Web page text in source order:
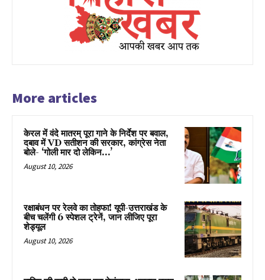
More articles
केरल में वंदे मातरम् पूरा गाने के निर्देश पर बवाल,
दबाव में VD सतीशन की सरकार, कांग्रेस नेता
बोले- ‘गोली मार दो लेकिन…’
August 10, 2026
रक्षाबंधन पर रेलवे का तोहफा! यूपी-उत्तराखंड के
बीच चलेंगी 6 स्पेशल ट्रेनें, जान लीजिए पूरा
शेड्यूल
August 10, 2026